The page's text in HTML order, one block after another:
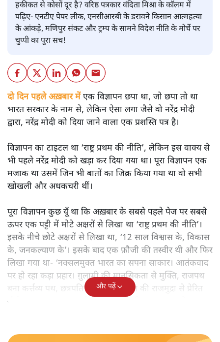
हकीकत से कोसों दूर है? वरिष्ठ पत्रकार वंदिता मिश्रा के कॉलम में
पढ़िए- एनटीए पेपर लीक, एनसीआरबी के डरावने किसान आत्महत्या
के आंकड़े, मणिपुर संकट और ट्रम्प के सामने विदेश नीति के मोर्चे पर
चुप्पी का पूरा सच!
दो दिन पहले अख़बार मेंएक विज्ञापन छपा था, जो छपा तो था
भारत सरकार के नाम से, लेकिन ऐसा लगा जैसे वो नरेंद्र मोदी
द्वारा, नरेंद्र मोदी को दिया जाने वाला एक प्रशस्ति पत्र है।
विज्ञापन का टाइटल था ‘राष्ट्र प्रथम की नीति’, लेकिन इस वाक्य से
भी पहले नरेंद्र मोदी को खड़ा कर दिया गया था। पूरा विज्ञापन एक
मजाक था उसमें जिन भी बातों का जिक्र किया गया था वो सभी
खोखली और अधकचरी थीं।
पूरा विज्ञापन कुछ यूँ था कि अख़बार के सबसे पहले पेज पर सबसे
ऊपर एक पट्टी में मोटे अक्षरों से लिखा था ‘राष्ट्र प्रथम की नीति’।
इसके नीचे छोटे अक्षरों से लिखा था, ‘12 साल विश्वास के, विकास
के, जनकल्याण के’। इसके बाद एक फ़ौजी की तस्वीर थी और फिर
लिखा गया था- ‘नक्सलमुक्त भारत का सपना साकार। आतंकवाद
पर हो रहा कड़ा प्रहार। ग़ुलामी की मानसिकता से मुक्ति, राजपथ
बना कर्त्तव्य पथ, छत्रपति शिवाजी महाराज की राजमुद्रा से प्रेरित
नौसेना का नया ध्वज’। और इस तरह यह विज्ञापन ख़त्म हो गया।
और पढ़ें